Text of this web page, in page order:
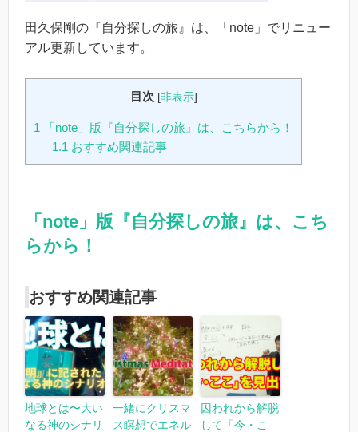
田久保剛の『自分探しの旅』は、「note」でリニュー
アル更新しています。
目次 [非表示]
1 「note」版『自分探しの旅』は、こちらから！
1.1 おすすめ関連記事
「note」版『自分探しの旅』は、こち
らから！
おすすめ関連記事
地球とは〜大い
なる神のシナリ
一緒にクリスマ
ス瞑想でエネル
囚われから解脱
して「今・こ